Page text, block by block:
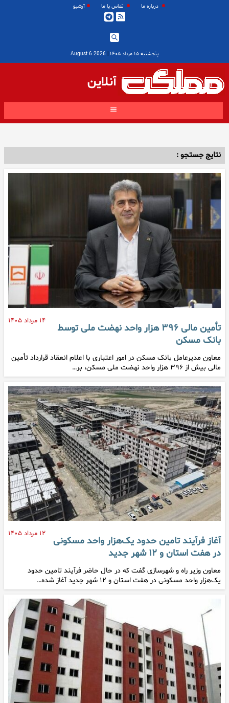
درباره ما تماس با ما آرشیو
پنجشنبه ۱۵ مرداد ۱۴۰۵ |
2026 August 6
آنلاین
نتایج جستجو :
۱۴ مرداد ۱۴۰۵
تأمین مالی ۳۹۶ هزار واحد نهضت ملی توسط
بانک مسکن
معاون مدیرعامل بانک مسکن در امور اعتباری با اعلام انعقاد قرارداد تأمین
مالی بیش از ۳۹۶ هزار واحد نهضت ملی مسکن، بر…
۱۲ مرداد ۱۴۰۵
آغاز فرآیند تامین حدود یک‌هزار واحد مسکونی
در هفت استان و ۱۲ شهر جدید
معاون وزیر راه و شهرسازی گفت که در حال حاضر فرآیند تامین حدود
یک‌هزار واحد مسکونی در هفت استان و ۱۲ شهر جدید آغاز شده…